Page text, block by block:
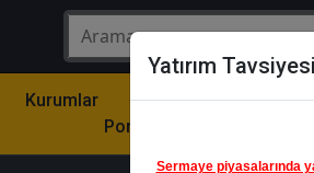
Kurumlar
Model
Portföy
Hisse
Yatırım
Sermaye piyasalarında